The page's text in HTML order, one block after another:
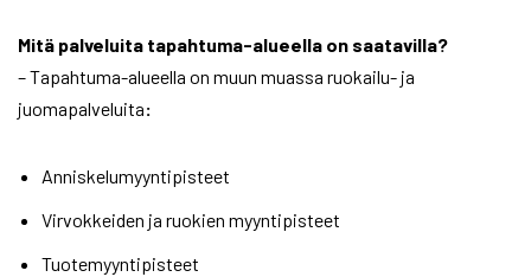
Mitä palveluita tapahtuma-alueella on saatavilla?
– Tapahtuma-alueella on muun muassa ruokailu- ja
juomapalveluita:
Anniskelumyyntipisteet
Virvokkeiden ja ruokien myyntipisteet
Tuotemyyntipisteet